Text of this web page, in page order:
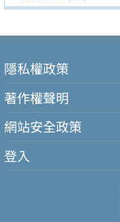
隱私權政策
著作權聲明
網站安全政策
登入